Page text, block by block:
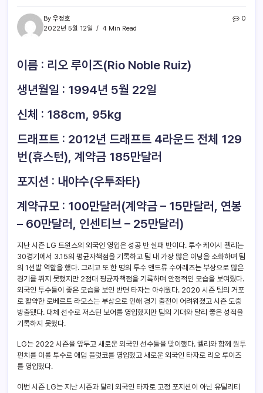
By 우정호
2022년 5월 12일
4 Min Read
0
이름 : 리오 루이즈(Rio Noble Ruiz)
생년월일 : 1994년 5월 22일
신체 : 188cm, 95kg
드래프트 : 2012년 드래프트 4라운드 전체 129
번(휴스턴), 계약금 185만달러
포지션 : 내야수(우투좌타)
계약규모 : 100만달러(계약금 – 15만달러, 연봉
– 60만달러, 인센티브 – 25만달러)
지난 시즌 LG 트윈스의 외국인 영입은 성공 반 실패 반이다. 투수 케이시 켈리는
30경기에서 3.15의 평균자책점을 기록하고 팀 내 가장 많은 이닝을 소화하며 팀
의 1선발 역할을 했다. 그리고 또 한 명의 투수 앤드류 수아레즈는 부상으로 많은
경기를 뛰지 못했지만 2점대 평균자책점을 기록하며 안정적인 모습을 보여줬다.
외국인 투수들이 좋은 모습을 보인 반면 타자는 아쉬웠다. 2020 시즌 팀의 거포
로 활약한 로베르트 라모스는 부상으로 인해 경기 출전이 어려워졌고 시즌 도중
방출됐다. 대체 선수로 저스틴 보어를 영입했지만 팀의 기대와 달리 좋은 성적을
기록하지 못했다.
LG는 2022 시즌을 앞두고 새로운 외국인 선수들을 맞이했다. 켈리와 함께 원투
펀치를 이룰 투수로 애덤 플럿코를 영입했고 새로운 외국인 타자로 리오 루이즈
를 영입했다.
이번 시즌 LG는 지난 시즌과 달리 외국인 타자로 고정 포지션이 아닌 유틸리티